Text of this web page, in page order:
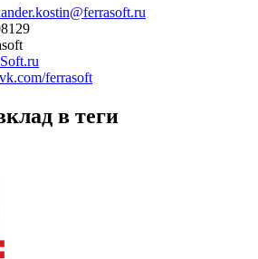
vk.com/ferrasoft
в теги